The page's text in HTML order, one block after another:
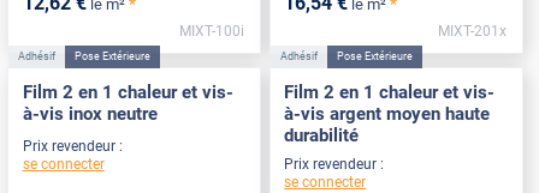
le m² *
MIXT-100i
le m² *
MIXT-201x
Adhésif Pose Extérieure
Film 2 en 1 chaleur et vis-
à-vis inox neutre
Prix revendeur :
se connecter
Adhésif Pose Extérieure
Film 2 en 1 chaleur et vis-
à-vis argent moyen haute
durabilité
Prix revendeur :
se connecter